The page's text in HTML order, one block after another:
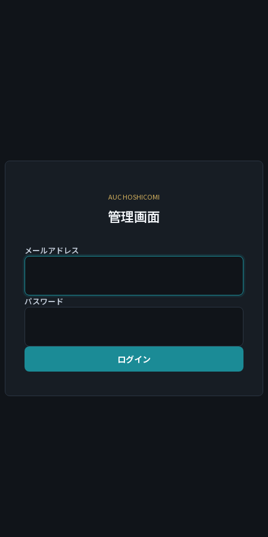
AUC HOSHICOMI
管理画面
メールアドレス
パスワード
ログイン